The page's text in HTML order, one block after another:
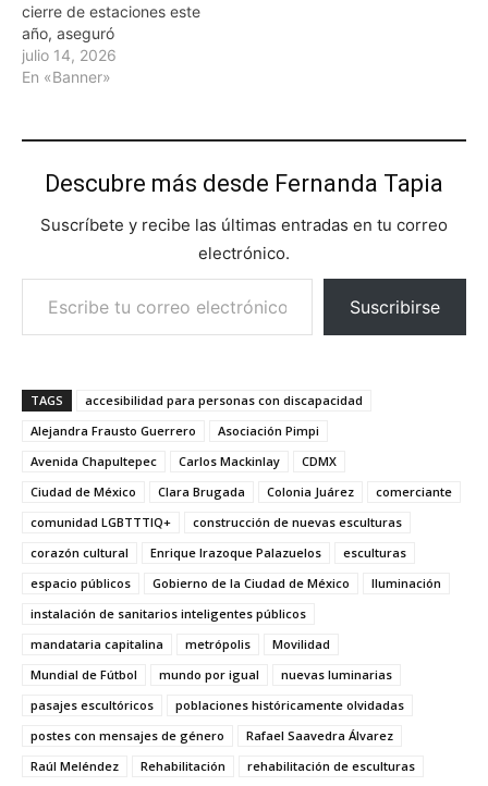
cierre de estaciones este
año, aseguró
julio 14, 2026
En «Banner»
Descubre más desde Fernanda Tapia
Suscríbete y recibe las últimas entradas en tu correo
electrónico.
Escribe tu correo electrónico…
Suscribirse
TAGS
accesibilidad para personas con discapacidad
Alejandra Frausto Guerrero
Asociación Pimpi
Avenida Chapultepec
Carlos Mackinlay
CDMX
Ciudad de México
Clara Brugada Colonia Juárez
comerciante
comunidad LGBTTTIQ+
construcción de nuevas esculturas
corazón cultural
Enrique Irazoque Palazuelos
esculturas
espacio públicos
Gobierno de la Ciudad de México
Iluminación
instalación de sanitarios inteligentes públicos
mandataria capitalina
metrópolis
Movilidad
Mundial de Fútbol
mundo por igual
nuevas luminarias
pasajes escultóricos
poblaciones históricamente olvidadas
postes con mensajes de género
Rafael Saavedra Álvarez
Raúl Meléndez
Rehabilitación
rehabilitación de esculturas